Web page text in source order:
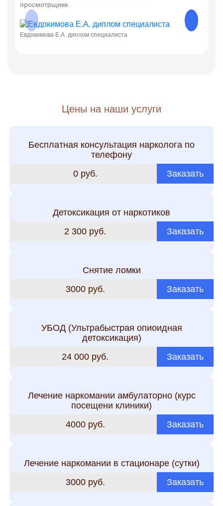
просмотрщике.
Евдокимова Е.А. диплом специалиста
Цены на наши услуги
Бесплатная консультация нарколога по
телефону
0 руб.
Заказать
Детоксикация от наркотиков
2 300 руб.
Заказать
Снятие ломки
3000 руб.
Заказать
УБОД (Ультрабыстрая опиоидная
детоксикация)
24 000 руб.
Заказать
Лечение наркомании амбулаторно (курс
посещени клиники)
4000 руб.
Заказать
Лечение наркомании в стационаре (сутки)
3000 руб.
Заказать